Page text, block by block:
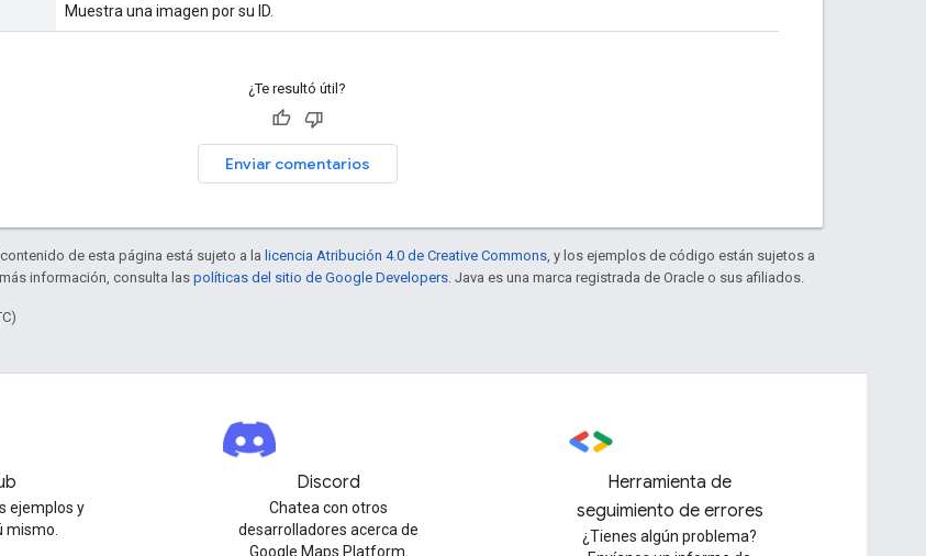
Muestra una imagen por su ID.
¿Te resultó útil?
Enviar comentarios
de esta página está sujeto a la licencia Atribución 4.0 de Creative Commons , y los ejemplos de código están sujetos a
más información, consulta las políticas del sitio de Google Developers . Java es una marca registrada de Oracle o sus afiliados.
ejemplos y
mismo.
Discord
Chatea con otros
desarrolladores acerca de
Google Maps Platform.
Herramienta de
seguimiento de errores
¿Tienes algún problema?